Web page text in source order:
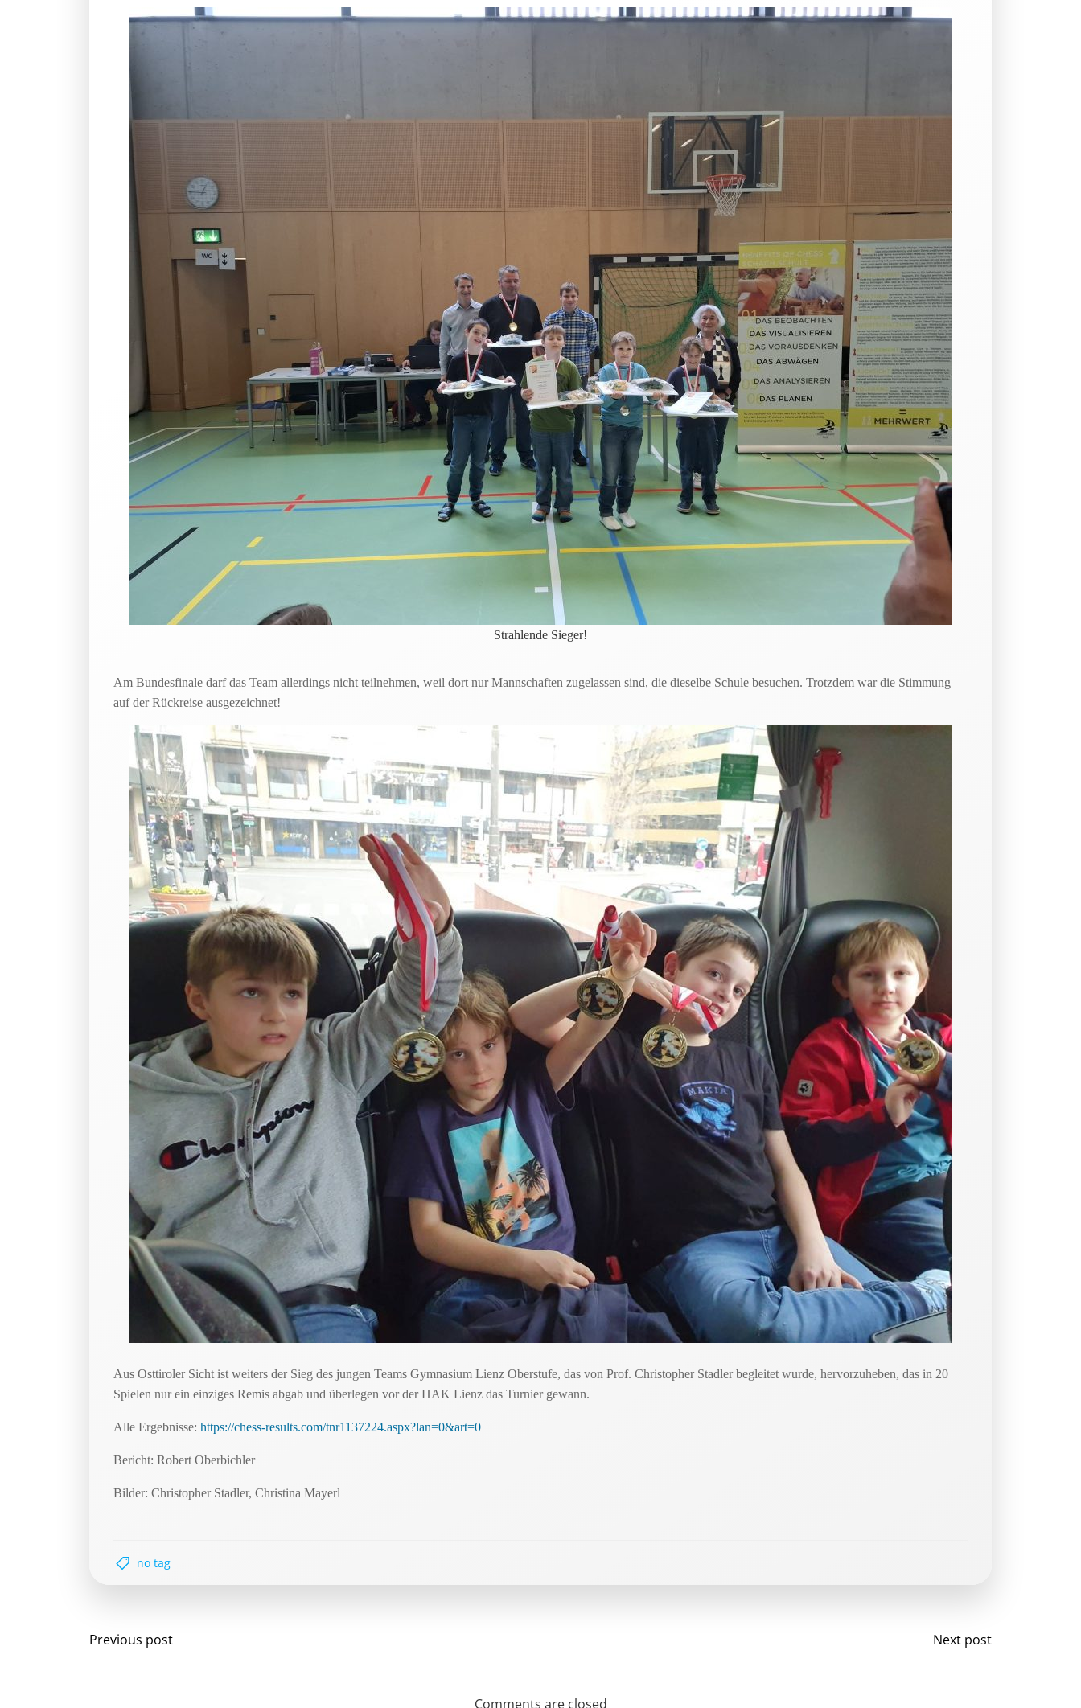
Strahlende Sieger!
Am Bundesfinale darf das Team allerdings nicht teilnehmen, weil dort nur Mannschaften zugelassen sind, die dieselbe Schule besuchen. Trotzdem war die Stimmung
auf der Rückreise ausgezeichnet!
Aus Osttiroler Sicht ist weiters der Sieg des jungen Teams Gymnasium Lienz Oberstufe, das von Prof. Christopher Stadler begleitet wurde, hervorzuheben, das in 20
Spielen nur ein einziges Remis abgab und überlegen vor der HAK Lienz das Turnier gewann.
Alle Ergebnisse: https://chess-results.com/tnr1137224.aspx?lan=0&art=0
Bericht: Robert Oberbichler
Bilder: Christopher Stadler, Christina Mayerl
no tag
Post
Previous post
Post
Next post
Comments are closed